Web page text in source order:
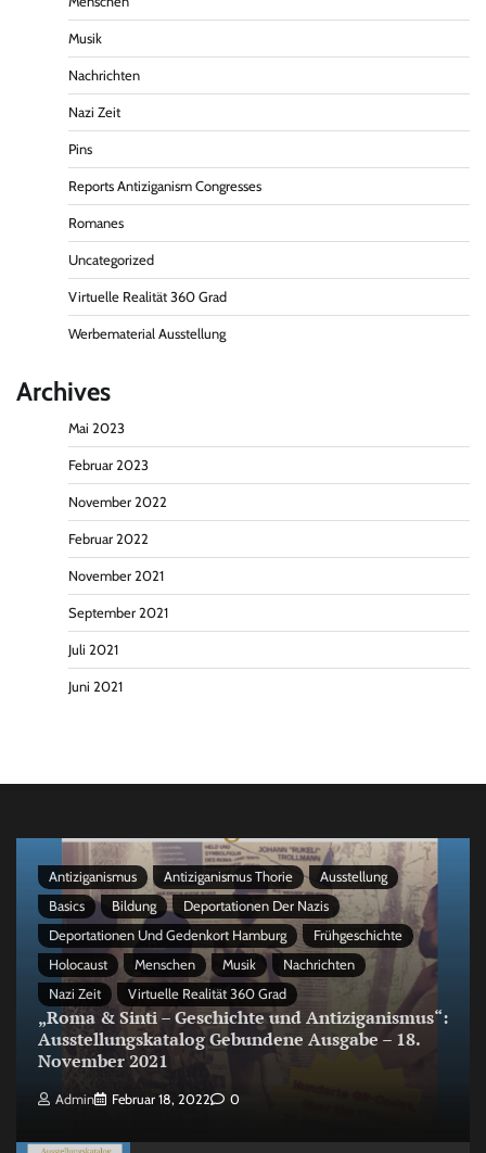
Musik
Nachrichten
Nazi Zeit
Pins
Reports Antiziganism Congresses
Romanes
Uncategorized
Virtuelle Realität 360 Grad
Werbematerial Ausstellung
Archives
Mai 2023
Februar 2023
November 2022
Februar 2022
November 2021
September 2021
Juli 2021
Juni 2021
Antiziganismus Antiziganismus Thorie
Ausstellung
Basics
Bildung
Deportationen Der Nazis
Deportationen Und Gedenkort Hamburg
Frühgeschichte
Holocaust
Menschen Musik
Nachrichten
Nazi Zeit
Virtuelle Realität 360 Grad
„Roma & Sinti – Geschichte und Antiziganismus“:
Ausstellungskatalog Gebundene Ausgabe – 18.
November 2021
Admin Februar 18, 2022 0